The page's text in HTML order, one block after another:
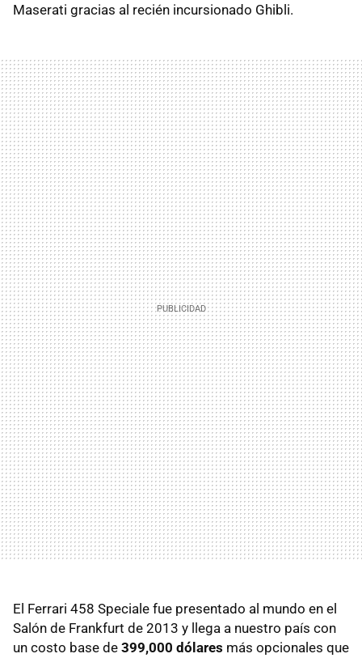
Maserati gracias al recién incursionado Ghibli.
El Ferrari 458 Speciale fue presentado al mundo en el
Salón de Frankfurt de 2013 y llega a nuestro país con
un costo base de 399,000 dólares más opcionales que